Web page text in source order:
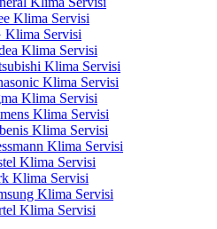
Klima Servisi
Klima Servisi
Klima Servisi
Klima Servisi
Klima Servisi
Klima Servisi
Klima Servisi
Klima Servisi
Klima Servisi
Klima Servisi
Klima Servisi
Klima Servisi
Klima Servisi